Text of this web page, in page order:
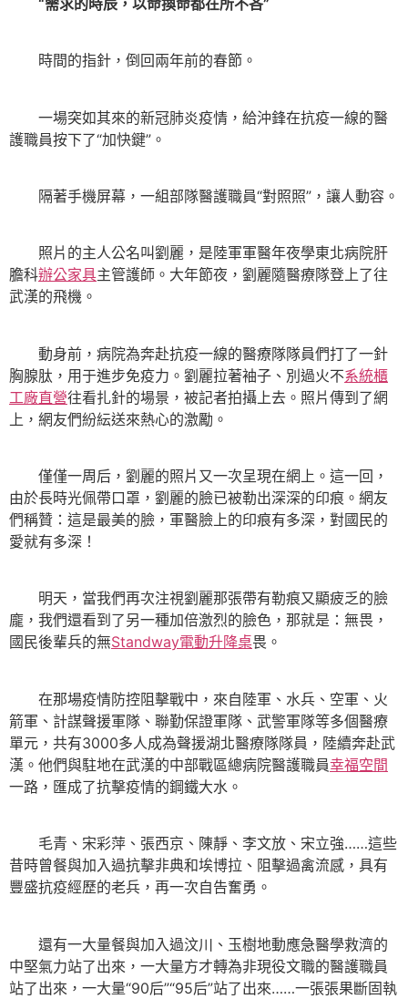
時間的指針，倒回兩年前的春節。
一場突如其來的新冠肺炎疫情，給沖鋒在抗疫一線的醫
護職員按下了“加快鍵”。
隔著手機屏幕，一組部隊醫護職員“對照照”，讓人動容。
照片的主人公名叫劉麗，是陸軍軍醫年夜學東北病院肝
膽科辦公家具主管護師。大年節夜，劉麗隨醫療隊登上了往
武漢的飛機。
動身前，病院為奔赴抗疫一線的醫療隊隊員們打了一針
胸腺肽，用于進步免疫力。劉麗拉著袖子、別過火不系統櫃
工廠直營往看扎針的場景，被記者拍攝上去。照片傳到了網
上，網友們紛紜送來熱心的激勵。
僅僅一周后，劉麗的照片又一次呈現在網上。這一回，
由於長時光佩帶口罩，劉麗的臉已被勒出深深的印痕。網友
們稱贊：這是最美的臉，軍醫臉上的印痕有多深，對國民的
愛就有多深！
明天，當我們再次注視劉麗那張帶有勒痕又顯疲乏的臉
龐，我們還看到了另一種加倍激烈的臉色，那就是：無畏，
國民後輩兵的無Standway電動升降桌畏。
在那場疫情防控阻擊戰中，來自陸軍、水兵、空軍、火
箭軍、計謀聲援軍隊、聯勤保證軍隊、武警軍隊等多個醫療
單元，共有3000多人成為聲援湖北醫療隊隊員，陸續奔赴武
漢。他們與駐地在武漢的中部戰區總病院醫護職員幸福空間
一路，匯成了抗擊疫情的鋼鐵大水。
毛青、宋彩萍、張西京、陳靜、李文放、宋立強……這些
昔時曾餐與加入過抗擊非典和埃博拉、阻擊過禽流感，具有
豐盛抗疫經歷的老兵，再一次自告奮勇。
還有一大量餐與加入過汶川、玉樹地動應急醫學救濟的
中堅氣力站了出來，一大量方才轉為非現役文職的醫護職員
站了出來，一大量“90后”“95后”站了出來……一張張果斷固執